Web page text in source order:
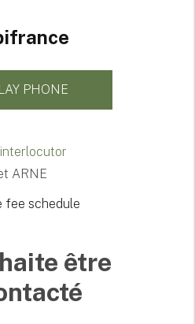
PHONE
ARNE
fee schedule
être